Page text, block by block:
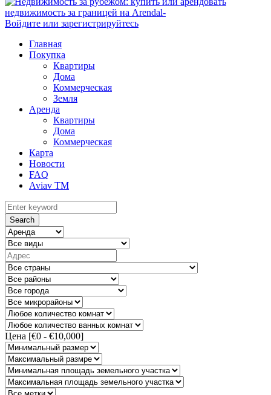
Войдите или зарегистрируйтесь
Главная
Покупка
Квартиры
Дома
Коммерческая
Земля
Аренда
Квартиры
Дома
Коммерческая
Карта
Новости
FAQ
Aviav TM
Search
Цена [€0 - €10,000]